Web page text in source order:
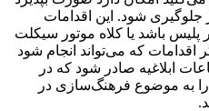
جلوگیری شود. این اقدامات
پلیس باشد یا کلاه موتور سیکلت
اقدامات که می‌تواند انجام شود
ابلاغیه صادر شود که در
به موضوع فرهنگ‌سازی در